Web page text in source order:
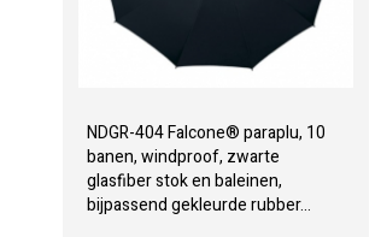
NDGR-404 Falcone® paraplu, 10
banen, windproof, zwarte
glasfiber stok en baleinen,
bijpassend gekleurde rubber...